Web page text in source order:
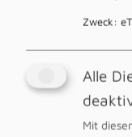
RUNNERS
Zweck :
Alle
Mit